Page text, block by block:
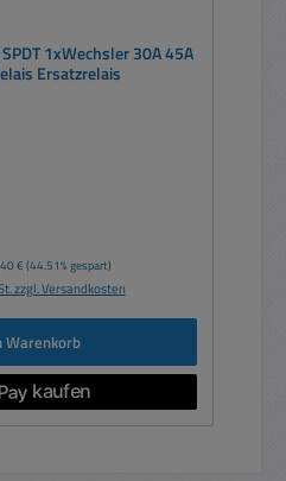
1xWechsler 30A 45A
Ersatzrelais
Preis:
€ (44.51% gespart)
zzgl. Versandkosten
Warenkorb